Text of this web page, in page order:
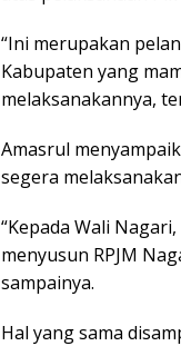
“Ini merupakan
Kabupaten yang
melaksanakannya,
Amasrul
segera
“Kepada Wali
menyusun RPJM
sampainya.
Hal yang sama